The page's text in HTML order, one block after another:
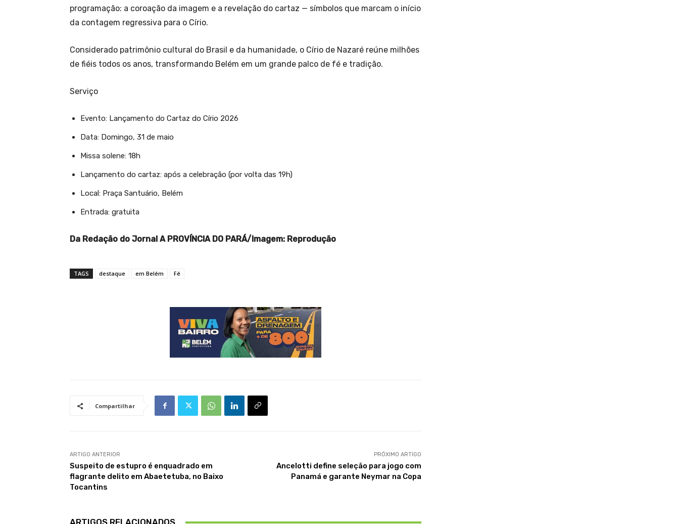
programação: a coroação da imagem e a revelação do cartaz — símbolos que marcam o início
da contagem regressiva para o Círio.
Considerado patrimônio cultural do Brasil e da humanidade, o Círio de Nazaré reúne milhões
de fiéis todos os anos, transformando Belém em um grande palco de fé e tradição.
Serviço
Evento: Lançamento do Cartaz do Círio 2026
Data: Domingo, 31 de maio
Missa solene: 18h
Lançamento do cartaz: após a celebração (por volta das 19h)
Local: Praça Santuário, Belém
Entrada: gratuita
Da Redação do Jornal A PROVÍNCIA DO PARÁ/Imagem: Reprodução
TAGS destaque em Belém Fé
Compartilhar
ARTIGO ANTERIOR
Suspeito de estupro é enquadrado em
flagrante delito em Abaetetuba, no Baixo
Tocantins
PRÓXIMO ARTIGO
Ancelotti define seleção para jogo com
Panamá e garante Neymar na Copa